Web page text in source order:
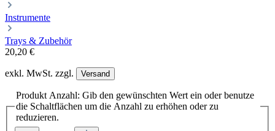
Instrumente
Trays & Zubehör
20,20 €
exkl. MwSt. zzgl. Versand
Produkt Anzahl: Gib den gewünschten Wert ein oder benutze
die Schaltflächen um die Anzahl zu erhöhen oder zu
reduzieren.